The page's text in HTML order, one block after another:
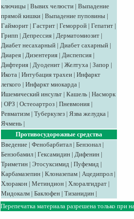
ключицы | Вывих челюсти | Выпадение
прямой кишки | Выпадение пуповины |
Гайморит | Гастрит | Геморрой | Гепатит |
Грипп | Депрессия | Дерматомиозит |
Диабет несахарный | Диабет сахарный |
Диарея | Дизентерия | Диспепсия |
Дифтерия | Дуоденит | Желтуха | Запор |
Икота | Интубация трахеи | Инфаркт
легкого | Инфаркт миокарда |
Ишемический инсульт | Кашель | Насморк
| ОРЗ | Остеоартроз | Пневмония |
Ревматизм | Туберкулез | Язва желудка |
Ячмень |
Противосудорожные средства
Введение | Фенобарбитал | Бензонал |
Бензобамил | Гексамидин | Дифенин |
Триметин | Этосуксимид | Пуфемид |
Карбамазепин | Клоназепам | Ацедипрол |
Хлоракон | Метиндион | Хлоралгидрат |
Мидокалм | Баклофен | Тизанидин |
Перепечатка материала разрешена только при